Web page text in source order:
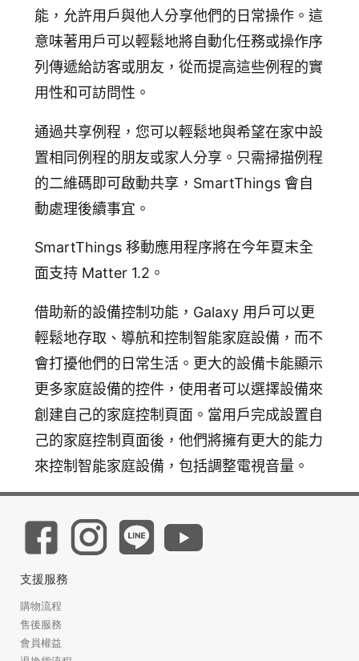
能，允許用戶與他人分享他們的日常操作。這
意味著用戶可以輕鬆地將自動化任務或操作序
列傳遞給訪客或朋友，從而提高這些例程的實
用性和可訪問性。
通過共享例程，您可以輕鬆地與希望在家中設
置相同例程的朋友或家人分享。只需掃描例程
的二維碼即可啟動共享，SmartThings 會自
動處理後續事宜。
SmartThings 移動應用程序將在今年夏末全
面支持 Matter 1.2。
借助新的設備控制功能，Galaxy 用戶可以更
輕鬆地存取、導航和控制智能家庭設備，而不
會打擾他們的日常生活。更大的設備卡能顯示
更多家庭設備的控件，使用者可以選擇設備來
創建自己的家庭控制頁面。當用戶完成設置自
己的家庭控制頁面後，他們將擁有更大的能力
來控制智能家庭設備，包括調整電視音量。
支援服務
購物流程
售後服務
會員權益